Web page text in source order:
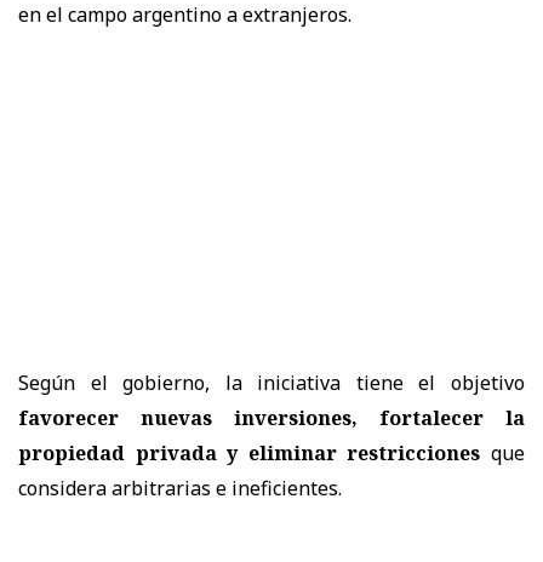
en el campo argentino a extranjeros.
Según el gobierno, la iniciativa tiene el objetivo
favorecer nuevas inversiones, fortalecer la
propiedad privada y eliminar restricciones que
considera arbitrarias e ineficientes.